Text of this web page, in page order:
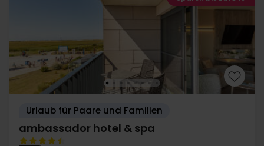
Urlaub für Paare und Familien
ambassador hotel & spa